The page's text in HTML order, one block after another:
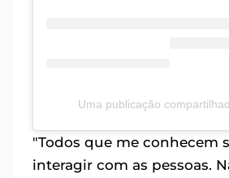
Uma publicação
"Todos que me conhecem
interagir com as pessoas.